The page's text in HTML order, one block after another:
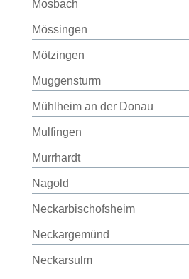
Mosbach
Mössingen
Mötzingen
Muggensturm
Mühlheim an der Donau
Mulfingen
Murrhardt
Nagold
Neckarbischofsheim
Neckargemünd
Neckarsulm